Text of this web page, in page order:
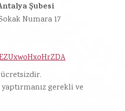
Şubesi
Numara 17
gerekli ve